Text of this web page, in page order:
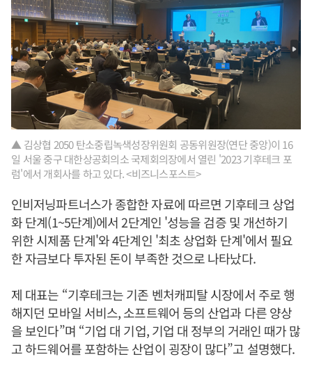
▲ 김상협 2050 탄소중립녹색성장위원회 공동위원장(연단 중앙)이 16
일 서울 중구 대한상공회의소 국제회의장에서 열린 '2023 기후테크 포
럼'에서 개회사를 하고 있다. <비즈니스포스트>
인비저닝파트너스가 종합한 자료에 따르면 기후테크 상업
화 단계(1~5단계)에서 2단계인 '성능을 검증 및 개선하기
위한 시제품 단계'와 4단계인 '최초 상업화 단계'에서 필요
한 자금보다 투자된 돈이 부족한 것으로 나타났다.
제 대표는 “기후테크는 기존 벤처캐피탈 시장에서 주로 행
해지던 모바일 서비스, 소프트웨어 등의 산업과 다른 양상
을 보인다”며 “기업 대 기업, 기업 대 정부의 거래인 때가 많
고 하드웨어를 포함하는 산업이 굉장이 많다”고 설명했다.